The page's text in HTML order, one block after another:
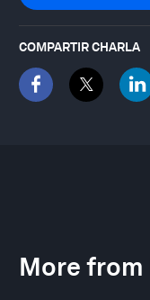
COMPARTIR CHARLA
More from